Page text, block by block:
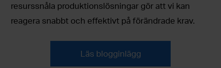
resurssnåla produktionslösningar gör att vi kan
reagera snabbt och effektivt på förändrade krav.
Läs blogginlägg